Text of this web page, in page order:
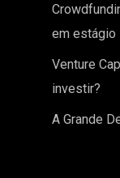
em estágio
Venture
investir?
A Grande